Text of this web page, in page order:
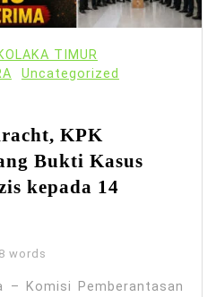
TIMUR
Uncategorized
KPK
Bukti Kasus
kepada 14
words
– Komisi Pemberantasan